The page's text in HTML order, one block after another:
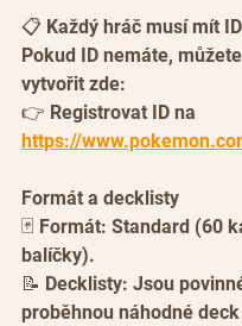
📋 Každý hráč musí mít
Pokud ID nemáte,
vytvořit zde:
👉 Registrovat ID na
https://
Formát a decklisty
🃏 Formát: Standard (60
balíčky).
📝 Decklisty: Jsou
proběhnou náhodné